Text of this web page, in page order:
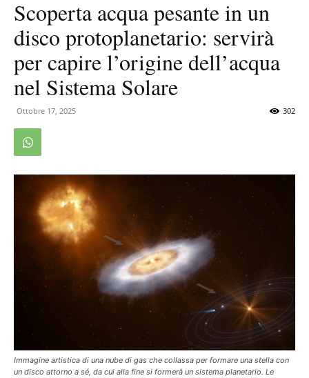
Scoperta acqua pesante in un
disco protoplanetario: servirà
per capire l’origine dell’acqua
nel Sistema Solare
Ottobre 17, 2025 302
Immagine artistica di una nube di gas che collassa per formare una stella con
un disco attorno a sé, da cui alla fine si formerà un sistema planetario. Le